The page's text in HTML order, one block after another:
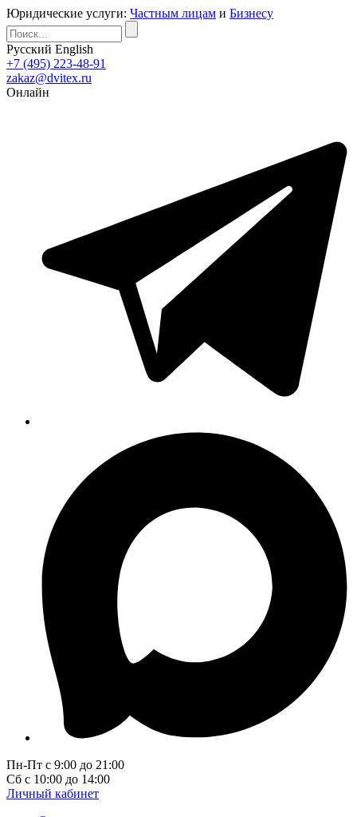
Юридические услуги: Частным лицам и Бизнесу
Русский English
+7 (495) 223-48-91
zakaz@dvitex.ru
Онлайн
Пн-Пт с 9:00 до 21:00
Сб с 10:00 до 14:00
Личный кабинет